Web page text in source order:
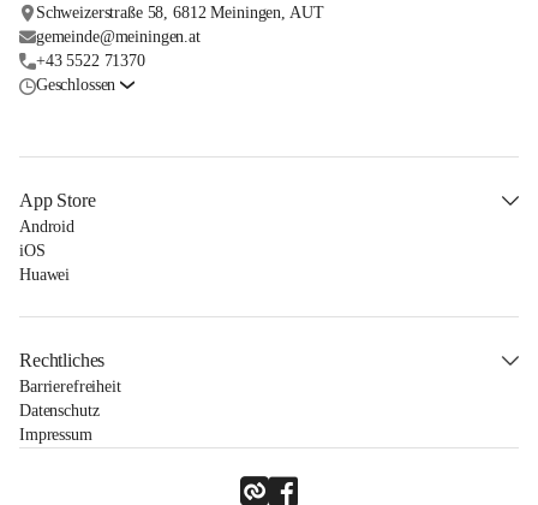
Schweizerstraße 58, 6812 Meiningen, AUT
gemeinde@meiningen.at
+43 5522 71370
Geschlossen
App Store
Android
iOS
Huawei
Rechtliches
Barrierefreiheit
Datenschutz
Impressum